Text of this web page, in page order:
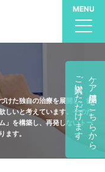
ケア用品はこちらから
ご購入いただけます。
けた独自の治療を展開し、歯
しいと考えています。そのた
」を構築し、再発しないトー
ます。